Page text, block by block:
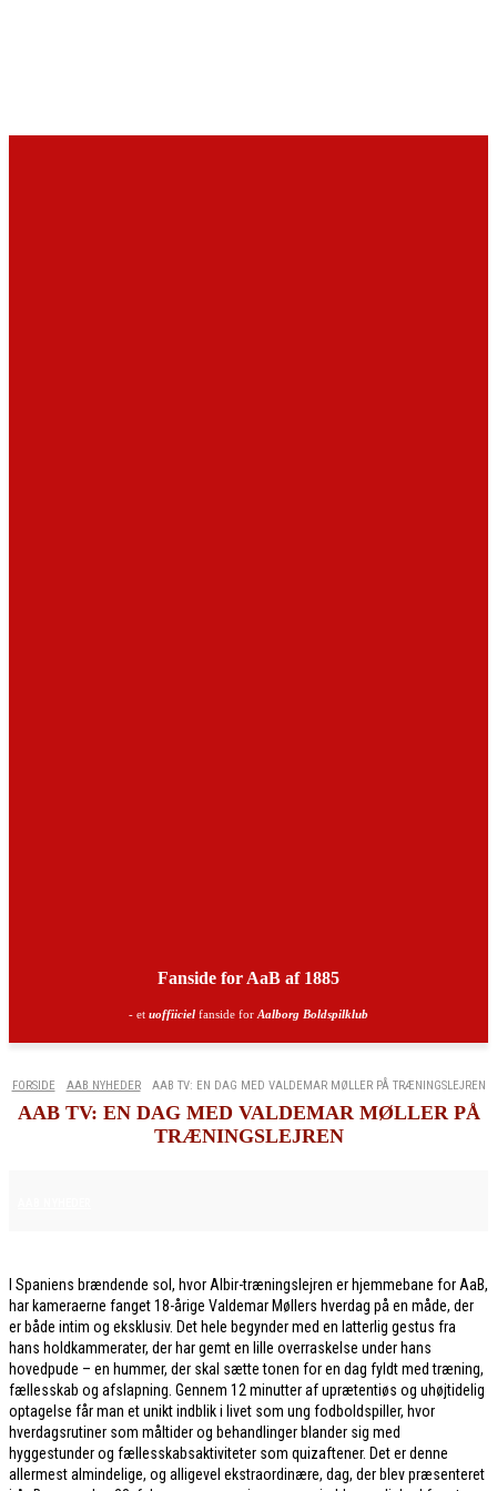
Fanside for AaB af 1885
- et uoffiiciel fanside for Aalborg Boldspilklub
FORSIDE AAB NYHEDER AAB TV: EN DAG MED VALDEMAR MØLLER PÅ TRÆNINGSLEJREN
AAB TV: EN DAG MED VALDEMAR MØLLER PÅ
TRÆNINGSLEJREN
I Spaniens brændende sol, hvor Albir-træningslejren er hjemmebane for AaB,
har kameraerne fanget 18-årige Valdemar Møllers hverdag på en måde, der
er både intim og eksklusiv. Det hele begynder med en latterlig gestus fra
hans holdkammerater, der har gemt en lille overraskelse under hans
hovedpude – en hummer, der skal sætte tonen for en dag fyldt med træning,
fællesskab og afslapning. Gennem 12 minutter af uprætentiøs og uhøjtidelig
optagelse får man et unikt indblik i livet som ung fodboldspiller, hvor
hverdagsrutiner som måltider og behandlinger blander sig med
hyggestunder og fællesskabsaktiviteter som quizaftener. Det er denne
allermest almindelige, og alligevel ekstraordinære, dag, der blev præsenteret